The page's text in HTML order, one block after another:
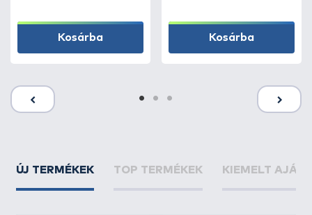
Kosárba Kosárba
ÚJ TERMÉKEK TOP TERMÉKEK KIEMELT